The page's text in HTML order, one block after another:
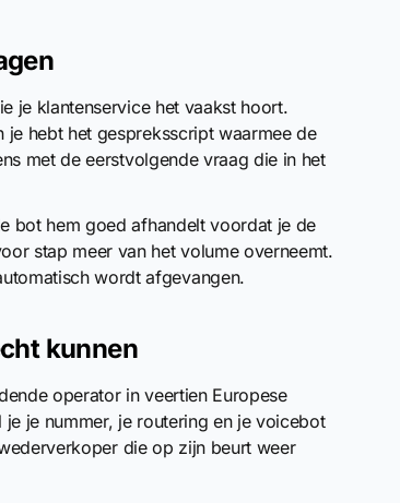
je klantenservice het vaakst hoort.
hebt het gespreksscript waarmee de
met de eerstvolgende vraag die in het
bot hem goed afhandelt voordat je de
stap meer van het volume overneemt.
wordt afgevangen.
kunnen
operator in veertien Europese
je nummer, je routering en je voicebot
die op zijn beurt weer